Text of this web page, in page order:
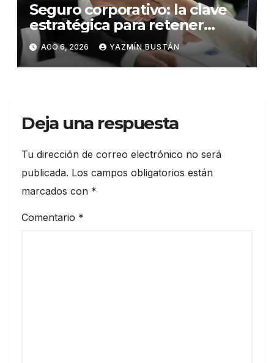
Seguro corporativo: la clave
estratégica para retener
talento en Ecuador
AGO 6, 2026 YAZMÍN BUSTÁN
Deja una respuesta
Tu dirección de correo electrónico no será
publicada. Los campos obligatorios están
marcados con *
Comentario *